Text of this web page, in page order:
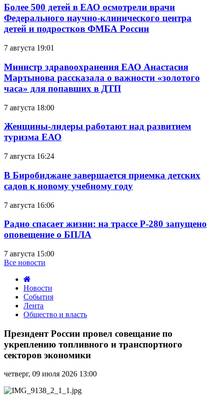
Более 500 детей в ЕАО осмотрели врачи
Федерального научно-клинического центра
детей и подростков ФМБА России
7 августа 19:01
Министр здравоохранения ЕАО Анастасия
Мартынова рассказала о важности «золотого
часа» для попавших в ДТП
7 августа 18:00
Женщины-лидеры работают над развитием
туризма ЕАО
7 августа 16:24
В Биробиджане завершается приемка детских
садов к новому учебному году
7 августа 16:06
Радио спасает жизни: на трассе Р-280 запущено
оповещение о БПЛА
7 августа 15:00
Все новости
Новости
События
Лента
Общество и власть
России
провел
совещание
по
топливного
транспортного
Президент России провел совещание по
укреплению топливного и транспортного
секторов экономики
четверг, 09 июля 2026 13:00